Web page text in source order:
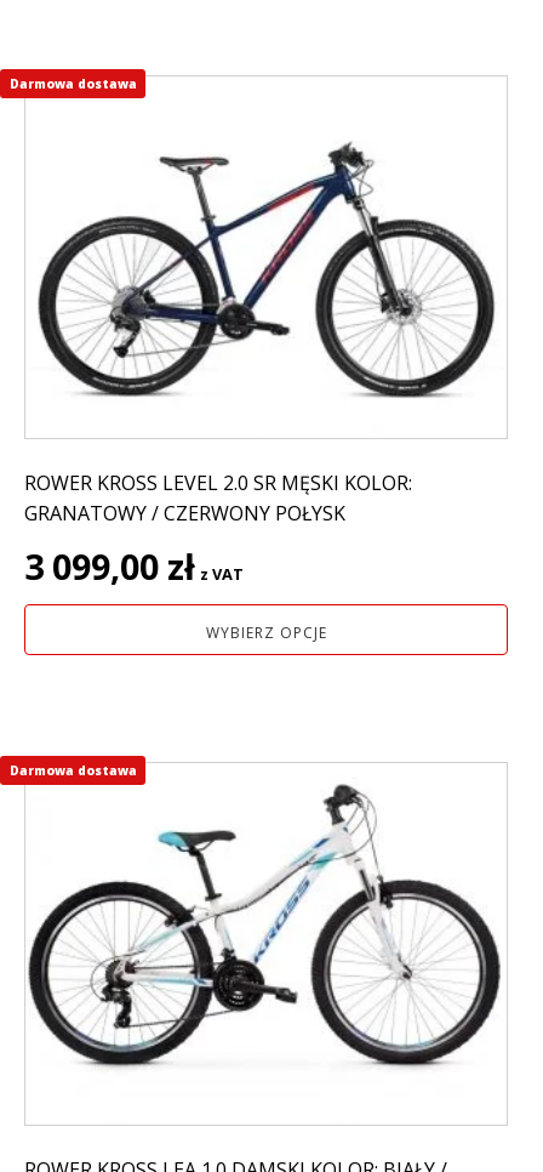
ROWER KROSS LEVEL 2.0 SR MĘSKI KOLOR:
GRANATOWY / CZERWONY POŁYSK
3 099,00 zł z VAT
WYBIERZ OPCJE
Ten
wariantów.
Opcje
można
wybrać
na
stronie
produktu
Darmowa dostawa
Ten
wariantów.
Opcje
można
wybrać
na
stronie
Darmowa dostawa